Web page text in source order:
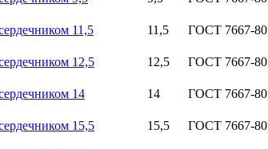
11,5
11,5 ГОСТ 7667-80
12,5
12,5 ГОСТ 7667-80
14
14 ГОСТ 7667-80
15,5
15,5 ГОСТ 7667-80